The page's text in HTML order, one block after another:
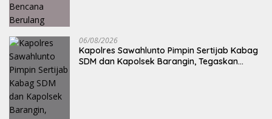
06/08/2026
Kapolres Sawahlunto Pimpin Sertijab Kabag
SDM dan Kapolsek Barangin, Tegaskan